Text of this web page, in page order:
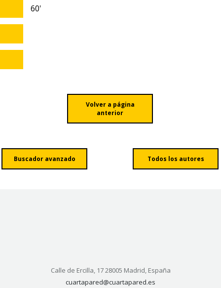
60'
Volver a página
anterior
Buscador avanzado Todos los autores
Calle de Ercilla, 17 28005 Madrid, España
cuartapared@cuartapared.es